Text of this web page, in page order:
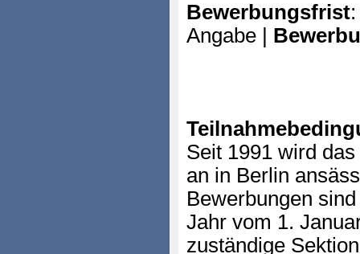
Bewerbungsfrist
Angabe |
Seit 1991 wird
an in Berlin
Bewerbungen
Jahr vom 1.
zuständige